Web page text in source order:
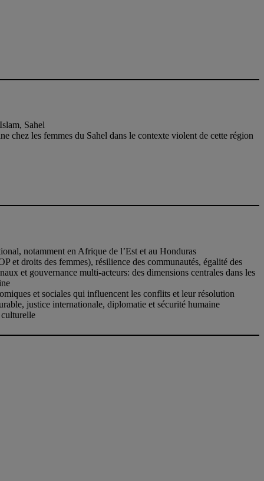
Sahel
chez les femmes du Sahel dans le contexte violent de cette région
notamment en Afrique de l’Est et au Honduras
et droits des femmes), résilience des communautés, égalité des
et gouvernance multi-acteurs: des dimensions centrales dans les
et sociales qui influencent les conflits et leur résolution
justice internationale, diplomatie et sécurité humaine